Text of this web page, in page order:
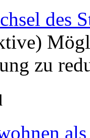
des
zu